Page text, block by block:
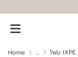
Home ... โฟม IXPE